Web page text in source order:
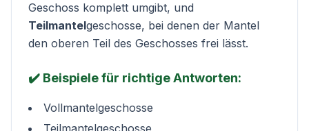
Geschoss komplett umgibt, und
Teilmantelgeschosse, bei denen der Mantel
den oberen Teil des Geschosses frei lässt.
✔️ Beispiele für richtige Antworten:
Vollmantelgeschosse
Teilmantelgeschosse